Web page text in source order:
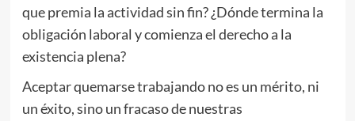
que premia la actividad sin fin? ¿Dónde termina la
obligación laboral y comienza el derecho a la
existencia plena?
Aceptar quemarse trabajando no es un mérito, ni
un éxito, sino un fracaso de nuestras